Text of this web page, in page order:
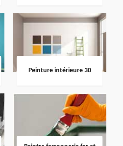
Peinture intérieure 30